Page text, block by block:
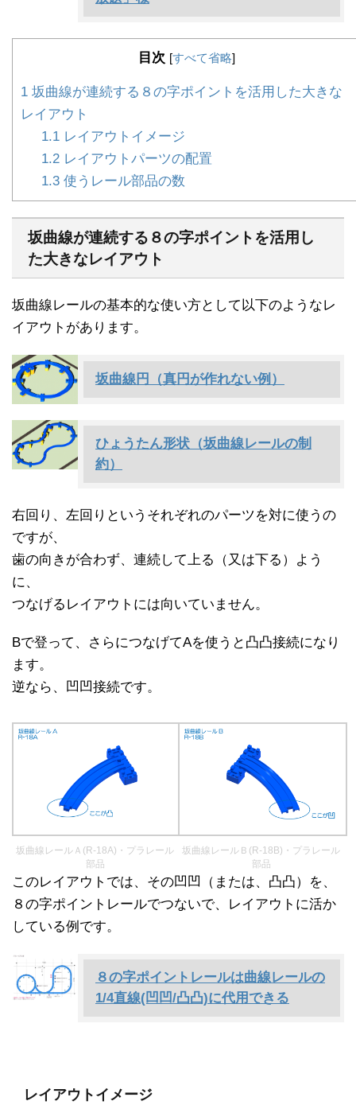
目次 [すべて省略]
1 坂曲線が連続する８の字ポイントを活用した大きな
レイアウト
1.1レイアウトイメージ
1.2レイアウトパーツの配置
1.3使うレール部品の数
坂曲線が連続する８の字ポイントを活用し
た大きなレイアウト
坂曲線レールの基本的な使い方として以下のようなレ
イアウトがあります。
坂曲線円（真円が作れない例）
ひょうたん形状（坂曲線レールの制
約）
右回り、左回りというそれぞれのパーツを対に使うの
ですが、
歯の向きが合わず、連続して上る（又は下る）よう
に、
つなげるレイアウトには向いていません。
Bで登って、さらにつなげてAを使うと凸凸接続になり
ます。
逆なら、凹凹接続です。
坂曲線レールＡ(R-18A)・プラレール
部品
坂曲線レールＢ(R-18B)・プラレール
部品
このレイアウトでは、その凹凹（または、凸凸）を、
８の字ポイントレールでつないで、レイアウトに活か
している例です。
８の字ポイントレールは曲線レールの
1/4直線(凹凹/凸凸)に代用できる
レイアウトイメージ